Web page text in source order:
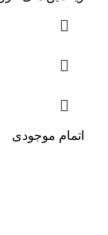
اتمام موجودی